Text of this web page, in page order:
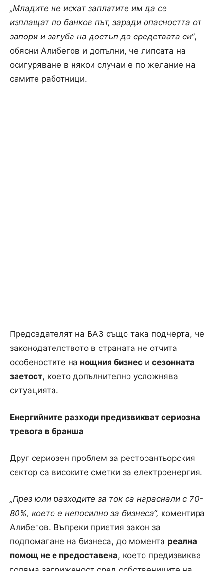
„Младите не искат заплатите им да се
изплащат по банков път, заради опасността от
запори и загуба на достъп до средствата си“,
обясни Алибегов и допълни, че липсата на
осигуряване в някои случаи е по желание на
самите работници.
Председателят на БАЗ също така подчерта, че
законодателството в страната не отчита
особеностите на нощния бизнес и сезонната
заетост, което допълнително усложнява
ситуацията.
Енергийните разходи предизвикват сериозна
тревога в бранша
Друг сериозен проблем за ресторантьорския
сектор са високите сметки за електроенергия.
„През юли разходите за ток са нараснали с 70-
80%, което е непосилно за бизнеса“, коментира
Алибегов. Въпреки приетия закон за
подпомагане на бизнеса, до момента реална
помощ не е предоставена, което предизвиква